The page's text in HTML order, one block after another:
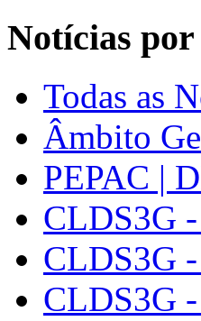
Notícias
Todas as
Âmbito
PEPAC |
CLDS3G
CLDS3G
CLDS3G